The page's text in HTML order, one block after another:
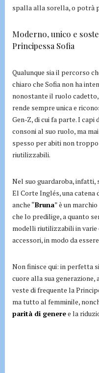
spalla alla sorella, o potrà
Moderno, unico e
Principessa Sofia
Qualunque sia il percorso
chiaro che Sofia non ha
nonostante il ruolo
rende sempre unica e
Gen-Z, di cui fa parte. I
consoni al suo ruolo, ma
spesso per abiti non troppo
riutilizzabili.
Nel suo guardaroba, infatti,
El Corte Inglés, una catena
anche “Bruna” è un
che lo predilige, a quanto
modelli riutilizzabili in varie
accessori, in modo da
Non finisce qui: in perfetta
cuore alla sua generazione,
veste di frequente la
ma tutto al femminile,
parità di generee la